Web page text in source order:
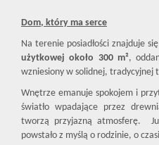
Dom, który ma serce
Na terenie posiadłości znajduje się
użytkowej około 300 m²,
wzniesiony w solidnej, tradycyjnej
Wnętrze emanuje spokojem i
światło wpadające przez
tworzą przyjazną atmosferę.
powstało z myślą o rodzinie, o